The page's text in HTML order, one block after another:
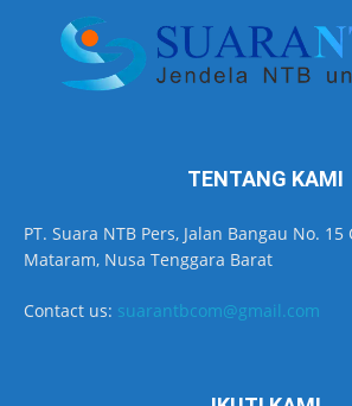
TENTANG KAMI
PT. Suara NTB Pers, Jalan Bangau No. 15
Mataram, Nusa Tenggara Barat
Contact us: suarantbcom@gmail.com